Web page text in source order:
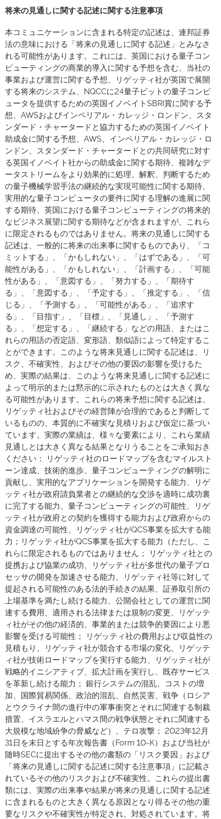
将来の見通しに関する記述に関する注意事項
本コミュニケーションに含まれる特定の記述は、連邦証券
法の意味における「将来の見通しに関する記述」とみなさ
れる可能性があります。これには、英国における量子コン
ピューティングの商業的導入に関する予想を含む、当社の
事業および運営に関する予想、リゲッティ社が英国で展開
する将来のシステム、NQCCに24量子ビットの量子コンピ
ュータを提供するための英国イノベイトSBRI賞に関する予
想、AWSおよびインペリアル・カレッジ・ロンドン、スタ
ンダード・チャータードと協力するための英国イノベイト
助成金に関する予想、AWS、インペリアル・カレッジ・ロ
ンドン、スタンダード・チャータードとの共同研究に対す
る英国イノベイト社からの助成金に関する期待、複雑なデ
ータストリームをより効果的に処理、解釈、判断するため
の量子機械学習手法の継続的な実現可能性に関する期待、
実用的な量子コンピュータの要件に関する理解の進展に関
する期待、英国における量子コンピューティングの将来的
なビジネス展望に関する期待などが含まれますが、これら
に限定されるものではありません。将来の見通しに関する
記述は、一般的に将来の出来事に関するものであり、「コ
ミットする」、「かもしれない」、「はずである」、「可
能性がある」、「かもしれない」、「計画する」、「可能
性がある」、「意図する」、「努力する」、「期待す
る」、「意図する」、「予定する」、「推定する」、「信
じる」、「予測する」、「可能性がある」、「追求す
る」、「目指す」、「目標」、「見通し」、「予測す
る」、「想定する」、「継続する」などの用語、またはこ
れらの用語の否定語、変形語、類似語によって特定するこ
とができます。このような将来見通しに関する記述は、リ
スク、不確実性、およびその他の要因の影響を受けるた
め、実際の結果は、このような将来見通しに関する記述に
よって明示的または黙示的に示されたものとは大きく異な
る可能性があります。これらの将来予想に関する記述は、
リゲッティ社およびその経営陣が合理的であると判断して
いるものの、本質的に不確実な見積りおよび仮定に基づい
ています。実際の業績は、様々な要素により、これら業績
見通しとは大きく異なる結果となりうることをご承知おき
ください： リゲッティ社のロードマップを含むマイルスト
ーン達成、技術的進歩、量子コンピューティングの解明に
貢献し、実用的なアプリケーションを開発する能力、リゲ
ッティ社が政府請負業者との継続的な交渉を適時に成功裏
に完了する能力、量子コンピューティングの可能性、リゲ
ッティ社が政府との契約を獲得する能力および政府からの
資金調達の可能性、リゲッティ社がQCS事業を拡大する能
力；リゲッティ社がQCS事業を拡大する能力（ただし、こ
れらに限定されるものではありません； リゲッティ社との
提携および協業の成功、リゲッティ社が多世代の量子プロ
セッサの開発を加速させる能力、リゲッティ社等に対して
提起される可能性のある法的手続きの結果、証券取引所の
上場基準を満たし続ける能力、公開会社としての運営に関
連する費用、適用される法律または規制の変更、リゲッテ
ィ社がその他の経済的、事業的または競争的要因により悪
影響を受ける可能性； リゲッティ社の費用および収益性の
見積もり、リゲッティ社が競合する市場の変化、リゲッテ
ィ社が技術ロードマップを実行する能力、リゲッティ社が
戦略的イニシアティブ、拡大計画を実行し、既存サービス
を革新し続ける能力； 銀行システムの混乱、コストの増
加、国際貿易関係、政治的混乱、自然災害、戦争（ロシア
とウクライナ間の進行中の軍事衝突とそれに関連する制裁
措置、イスラエルとハマス間の戦争状態とそれに関連する
大規模な地域紛争の脅威など）、テロ攻撃； 2023年12月
31日を末日とする年次報告書（Form 10-K）および当社が
随時SECに提出するその他の書類の「リスク要因」および
「将来の見通しに関する記述に関する注意事項」に記載さ
れているその他のリスクおよび不確実性。これらの提出書
類には、実際の出来事や結果が将来の見通しに関する記述
に含まれるものと大きく異なる原因となり得るその他の重
要なリスクや不確実性が特定され、対処されています。将